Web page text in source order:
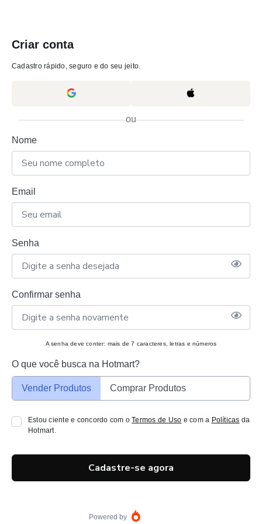
Criar conta
Cadastro rápido, seguro e do seu jeito.
ou
Nome
Email
Senha
Confirmar senha
A senha deve conter: mais de 7 caracteres, letras e números
O que você busca na Hotmart?
Vender Produtos Comprar Produtos
Estou ciente e concordo com oTermos de Uso e com a Políticas da
Hotmart.
Cadastre-se agora
Powered by